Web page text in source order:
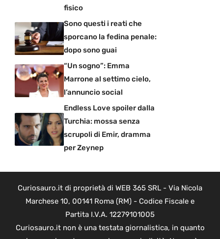
fisico
Sono questi i reati che
sporcano la fedina penale:
dopo sono guai
“Un sogno”: Emma
Marrone al settimo cielo,
l’annuncio social
Endless Love spoiler dalla
Turchia: mossa senza
scrupoli di Emir, dramma
per Zeynep
Curiosauro.it di proprietà di WEB 365 SRL - Via Nicola
Marchese 10, 00141 Roma (RM) - Codice Fiscale e
Partita I.V.A. 12279101005
Curiosauro.it non è una testata giornalistica, in quanto